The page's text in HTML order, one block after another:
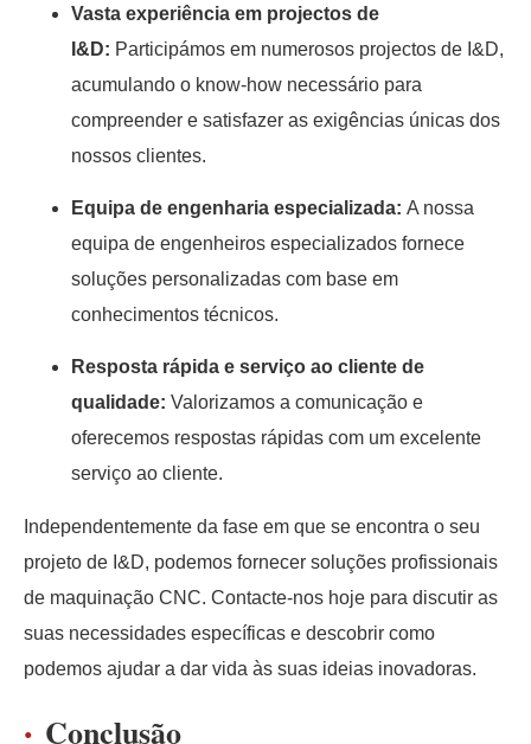
Vasta experiência em projectos de
I&D: Participámos em numerosos projectos de I&D,
acumulando o know-how necessário para
compreender e satisfazer as exigências únicas dos
nossos clientes.
Equipa de engenharia especializada: A nossa
equipa de engenheiros especializados fornece
soluções personalizadas com base em
conhecimentos técnicos.
Resposta rápida e serviço ao cliente de
qualidade: Valorizamos a comunicação e
oferecemos respostas rápidas com um excelente
serviço ao cliente.
Independentemente da fase em que se encontra o seu
projeto de I&D, podemos fornecer soluções profissionais
de maquinação CNC. Contacte-nos hoje para discutir as
suas necessidades específicas e descobrir como
podemos ajudar a dar vida às suas ideias inovadoras.
Conclusão